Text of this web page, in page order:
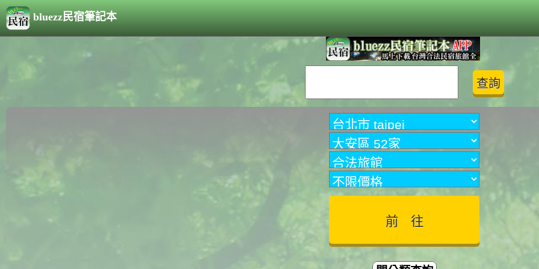
bluezz民宿筆記本